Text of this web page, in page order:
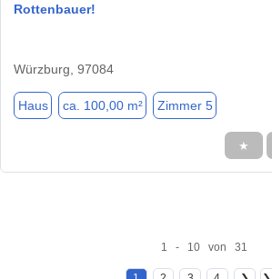
Rottenbauer!
Würzburg, 97084
Haus ca. 100,00 m² Zimmer 5
★
1 - 10 von 31